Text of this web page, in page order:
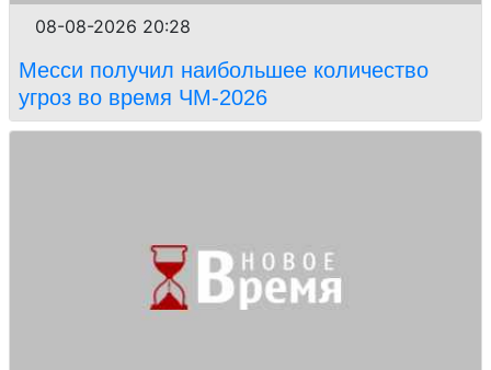
08-08-2026 20:28
Месси получил наибольшее количество
угроз во время ЧМ-2026